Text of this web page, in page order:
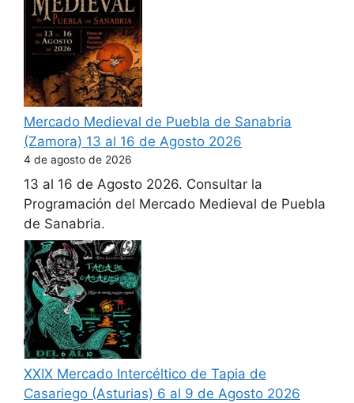
Mercado Medieval de Puebla de Sanabria
(Zamora) 13 al 16 de Agosto 2026
4 de agosto de 2026
13 al 16 de Agosto 2026. Consultar la
Programación del Mercado Medieval de Puebla
de Sanabria.
XXIX Mercado Intercéltico de Tapia de
Casariego (Asturias) 6 al 9 de Agosto 2026